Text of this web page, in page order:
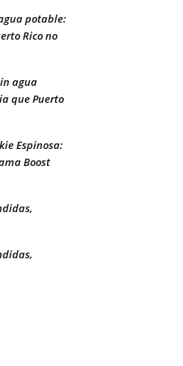
potable:
Rico no
agua
que Puerto
Espinosa:
Boost